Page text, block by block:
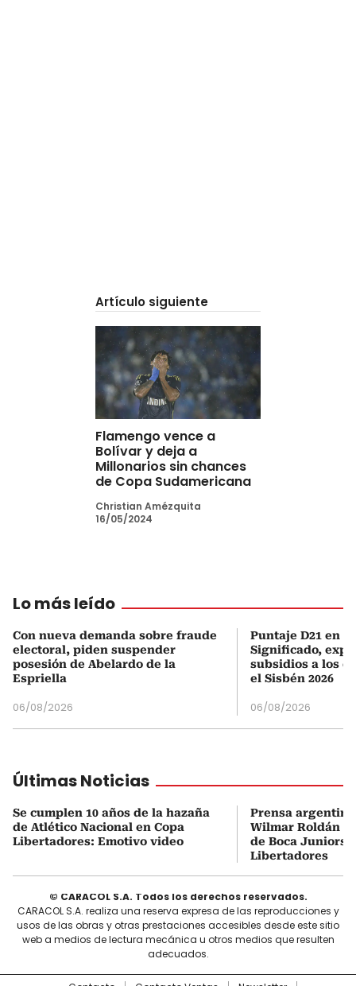
Artículo siguiente
Flamengo vence a
Bolívar y deja a
Millonarios sin chances
de Copa Sudamericana
Christian Amézquita
16/05/2024
Lo más leído
Con nueva demanda sobre fraude
electoral, piden suspender
posesión de Abelardo de la
Espriella
06/08/2026
Puntaje D21 en
Significado,
subsidios a los
el Sisbén 2026
06/08/2026
Últimas Noticias
Se cumplen 10 años de la hazaña
de Atlético Nacional en Copa
Libertadores: Emotivo video
Prensa
Wilmar Roldán
de Boca Juniors
Libertadores
© CARACOL S.A. Todos los derechos reservados.
CARACOL S.A. realiza una reserva expresa de las reproducciones y
usos de las obras y otras prestaciones accesibles desde este sitio
web a medios de lectura mecánica u otros medios que resulten
adecuados.